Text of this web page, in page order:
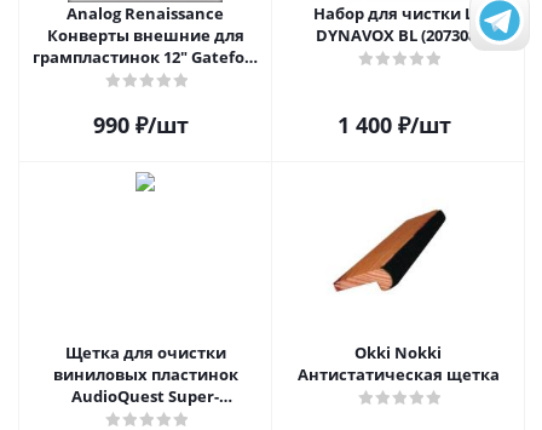
Analog Renaissance
Конверты внешние для
грампластинок 12" Gatefold
(25 шт)
990 ₽/шт
Набор для чистки LP
DYNAVOX BL (207308)
1 400₽/шт
Щетка для очистки
виниловых пластинок
AudioQuest Super-
Conductive Anti-Static
Okki Nokki
Антистатическая щетка